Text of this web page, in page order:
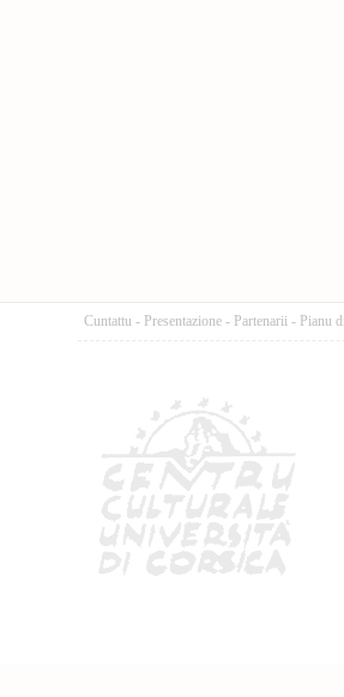
Cuntattu - Presentazione - Partenarii - Pianu